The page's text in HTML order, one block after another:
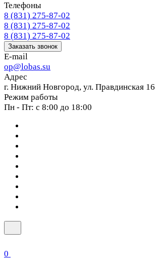
Телефоны
8 (831) 275-87-02
8 (831) 275-87-02
8 (831) 275-87-02
Заказать звонок
E-mail
op@lobas.su
Адрес
г. Нижний Новгород, ул. Правдинская 16
Режим работы
Пн - Пт: с 8:00 до 18:00
0